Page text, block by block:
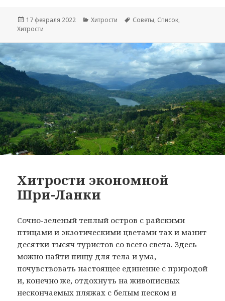
Опубликовано
17 февраля 2022 Рубрики
Хитрости Метки
Советы, Список,
Хитрости
Хитрости экономной
Шри-Ланки
Сочно-зеленый теплый остров с райскими
птицами и экзотическими цветами так и манит
десятки тысяч туристов со всего света. Здесь
можно найти пищу для тела и ума,
почувствовать настоящее единение с природой
и, конечно же, отдохнуть на живописных
нескончаемых пляжах с белым песком и